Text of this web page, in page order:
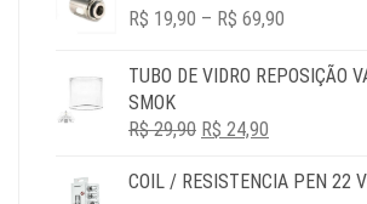
ERA:
É:
R$ 19,90 – R$ 69,90
R$ 19,90
THROUGH
TUBO DE VIDRO REPOSIÇÃO
SMOK
R$29,90 O
ORIGINAL
R$ 24,90
ATUAL
COIL / RESISTENCIA PEN 22